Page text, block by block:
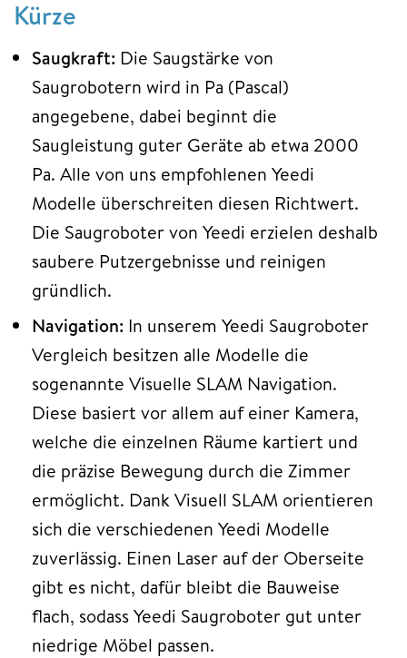
Kürze
Saugkraft: Die Saugstärke von
Saugrobotern wird in Pa (Pascal)
angegebene, dabei beginnt die
Saugleistung guter Geräte ab etwa 2000
Pa. Alle von uns empfohlenen Yeedi
Modelle überschreiten diesen Richtwert.
Die Saugroboter von Yeedi erzielen deshalb
saubere Putzergebnisse und reinigen
gründlich.
Navigation: In unserem Yeedi Saugroboter
Vergleich besitzen alle Modelle die
sogenannte Visuelle SLAM Navigation.
Diese basiert vor allem auf einer Kamera,
welche die einzelnen Räume kartiert und
die präzise Bewegung durch die Zimmer
ermöglicht. Dank Visuell SLAM orientieren
sich die verschiedenen Yeedi Modelle
zuverlässig. Einen Laser auf der Oberseite
gibt es nicht, dafür bleibt die Bauweise
flach, sodass Yeedi Saugroboter gut unter
niedrige Möbel passen.